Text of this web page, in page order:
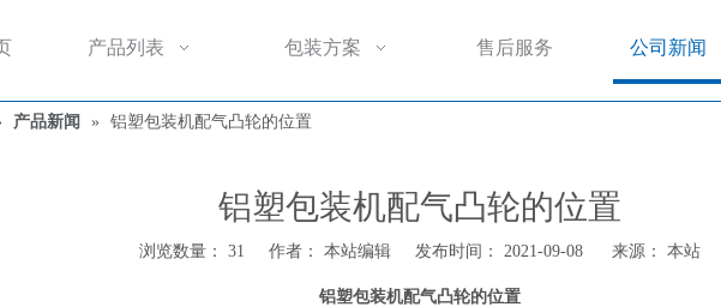
产品列表 包装方案 售后服务 公司新闻
产品新闻 » ​铝塑包装机配气凸轮的位置
​铝塑包装机配气凸轮的位置
浏览数量： 31 作者： 本站编辑 发布时间： 2021-09-08 来源： 本站
铝塑包装机配气凸轮的位置